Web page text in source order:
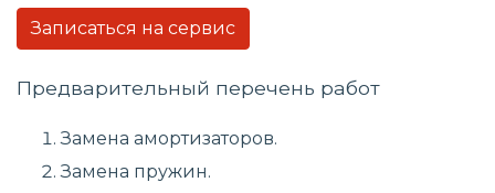
Записаться на сервис
Предварительный перечень работ
Замена амортизаторов.
Замена пружин.